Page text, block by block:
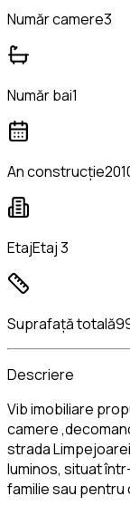
Număr camere3
Număr bai1
An construcție
EtajEtaj 3
Suprafață totală
Descriere
Vib imobiliare
camere
strada
luminos, situat
familie sau